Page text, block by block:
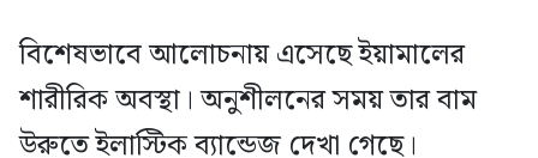
বিশেষভাবে আলোচনায় এসেছে ইয়ামালের
শারীরিক অবস্থা। অনুশীলনের সময় তার বাম
উরুতে ইলাস্টিক ব্যান্ডেজ দেখা গেছে।